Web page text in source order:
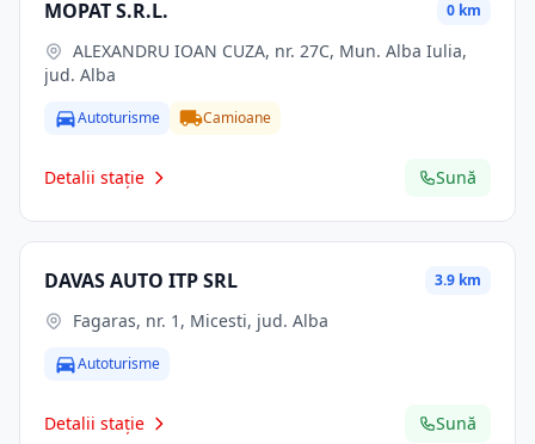
MOPAT S.R.L. 0 km
jud. Alba
Autoturisme Camioane
Detalii stație Sună
DAVAS AUTO ITP SRL 3.9 km
Fagaras, nr. 1, Micesti, jud. Alba
Autoturisme
Detalii stație Sună